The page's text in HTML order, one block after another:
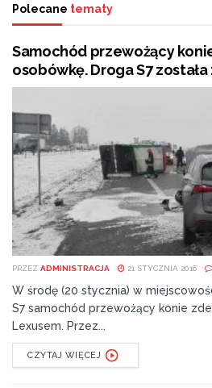
Polecane tematy
Samochód przewożący
osobówkę. Droga S7
PRZEZ ADMINISTRACJA 21 STYCZNIA 2016
W środę (20 stycznia) w
S7 samochód przewożący konie
Lexusem. Przez...
CZYTAJ WIĘCEJ